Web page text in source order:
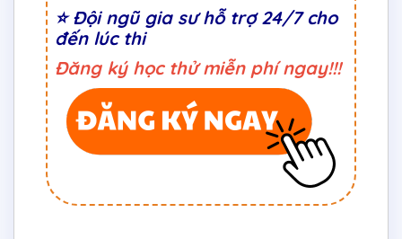
⭐ Đội ngũ gia sư hỗ trợ 24/7 cho
đến lúc thi
Đăng ký học thử miễn phí ngay!!!